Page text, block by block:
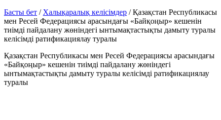
Басты бет / Халықаралық келісімдер /Қазақстан Республикасы
мен Ресей Федерациясы арасындағы «Байқоңыр» кешенін
тиімді пайдалану жөніндегі ынтымақтастықты дамыту туралы
келісімді ратификациялау туралы
Қазақстан Республикасы мен Ресей Федерациясы арасындағы
«Байқоңыр» кешенін тиімді пайдалану жөніндегі
ынтымақтастықты дамыту туралы келісімді ратификациялау
туралы